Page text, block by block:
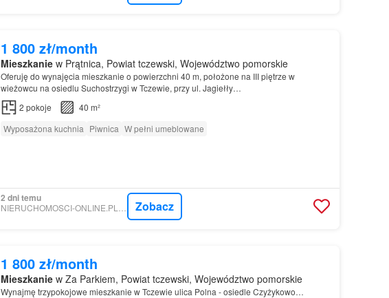
1 800 zł/month
Mieszkaniew Prątnica, Powiat tczewski, Województwo pomorskie
Oferuję do wynajęcia mieszkanie o powierzchni 40 m, położone na III piętrze w
wieżowcu na osiedlu Suchostrzygi w Tczewie, przy ul. Jagiełły…
2 pokoje
40 m²
Wyposażona kuchnia Piwnica W pełni umeblowane
2 dni temu
NIERUCHOMOSCI-ONLINE.PL - MONIKA NIERUCHOMOŚCI Zobacz
1 800 zł/month
Mieszkaniew Za Parkiem, Powiat tczewski, Województwo pomorskie
Wynajmę trzypokojowe mieszkanie w Tczewie ulica Polna - osiedle Czyżykowo…